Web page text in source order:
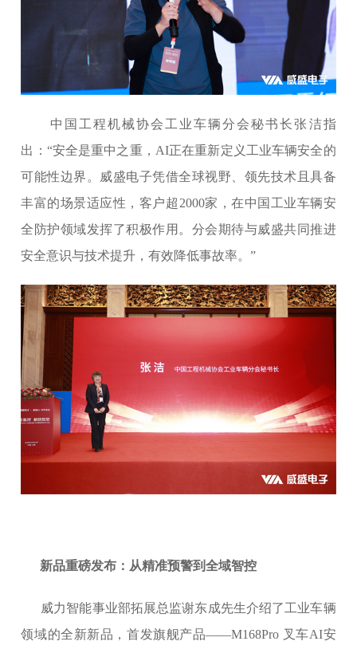
中国工程机械协会工业车辆分会秘书长张洁指
出：“安全是重中之重，AI正在重新定义工业车辆安全的
可能性边界。威盛电子凭借全球视野、领先技术且具备
丰富的场景适应性，客户超2000家，在中国工业车辆安
全防护领域发挥了积极作用。分会期待与威盛共同推进
安全意识与技术提升，有效降低事故率。”
新品重磅发布：从精准预警到全域智控
威力智能事业部拓展总监谢东成先生介绍了工业车辆
领域的全新新品，首发旗舰产品——M168Pro 叉车AI安